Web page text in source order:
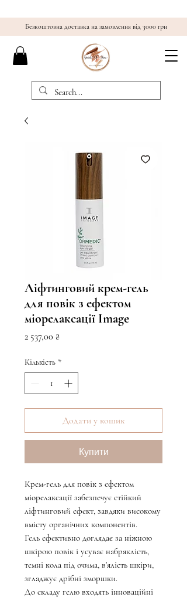
Безкоштовна доставка на замовлення від 3000 грн
Ліфтинговий крем-гель
для повік з ефектом
міорелаксації Image
2 537,00 ₴
Кількість *
Додати у кошик
Купити
Крем-гель для повік з ефектом
міорелаксації забезпечує стійкий
ліфтинговий ефект, завдяки високому
вмісту органічних компонентів.
Гель ефективно доглядає за ніжною
шкірою повік і усуває набряклість,
темні кола під очима, в'ялість шкіри,
згладжує дрібні зморшки.
До складу гелю входять інноваційні